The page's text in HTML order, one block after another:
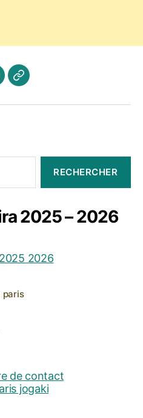
Contactez
2025 – 2026
paris